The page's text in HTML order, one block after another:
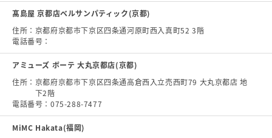
髙島屋 京都店ベルサンパティック(京都)
住所： 京都府京都市下京区四条通河原町西入真町52 3階
電話番号：
アミューズ ボーテ 大丸京都店(京都)
住所： 京都府京都市下京区四条通高倉西入立売西町79 大丸京都店 地
下2階
電話番号： 075-288-7477
MiMC Hakata(福岡)